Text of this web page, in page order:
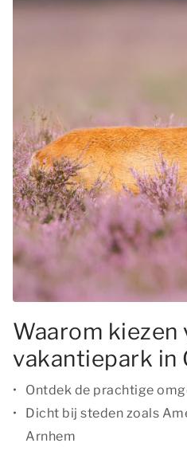
Waarom kiezen
vakantiepark in
Ontdek de prachtige
Dicht bij steden zoals
Arnhem